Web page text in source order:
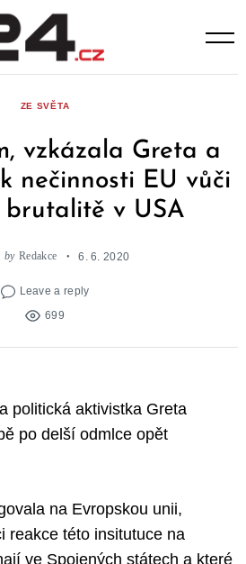
ZE SVĚTA
vzkázala Greta a
nečinnosti EU vůči
brutalitě v USA
by Redakce 6. 6. 2020
Leave a reply
699
politická aktivistka Greta
po delší odmlce opět
na Evropskou unii,
reakce této insitutuce na
ve Spojených státech a které